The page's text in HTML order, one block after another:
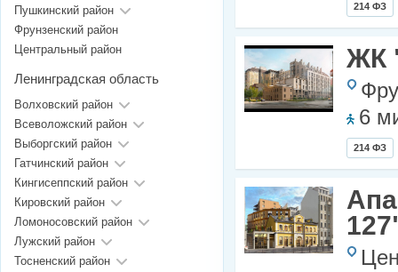
214 ФЗ
ЖК
6
214 ФЗ
Пушкинский район
Фрунзенский район
Центральный район
Ленинградская область
Волховский район
Всеволожский район
Выборгский район
Гатчинский район
Кингисеппский район
Кировский район
Ломоносовский район
Лужский район
Тосненский район